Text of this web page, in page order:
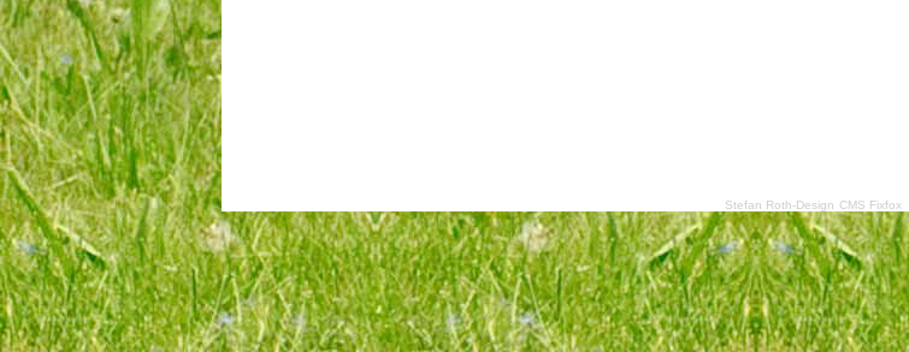
Stefan Roth-Design CMS Fixfox